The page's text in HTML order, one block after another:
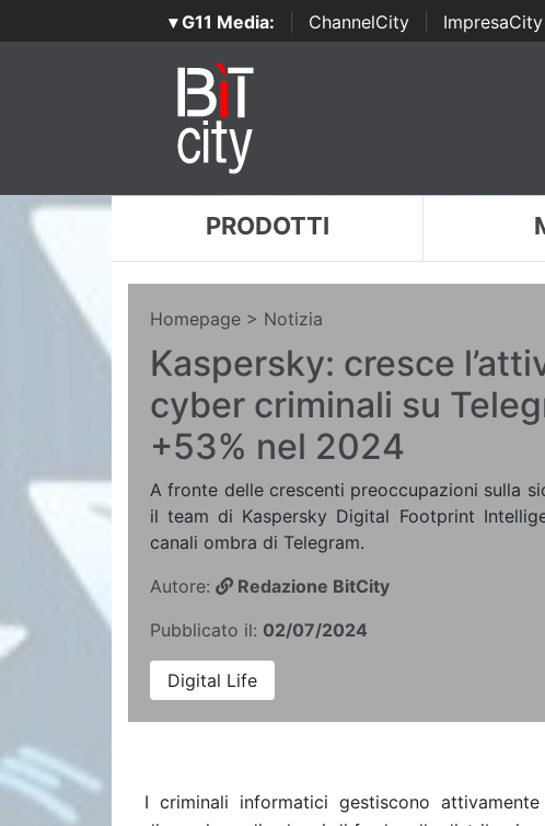
▾ G11 Media: ChannelCity ImpresaCity
PRODOTTI
Homepage > Notizia
Kaspersky: cresce
cyber criminali su
+53% nel 2024
A fronte delle crescenti preoccupazioni sulla
il team di Kaspersky Digital Footprint
canali ombra di Telegram.
Autore:
Redazione BitCity
Pubblicato il: 02/07/2024
Digital Life
I criminali informatici gestiscono